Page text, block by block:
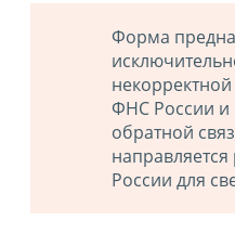
Форма
ФНС России и
обратной
России для